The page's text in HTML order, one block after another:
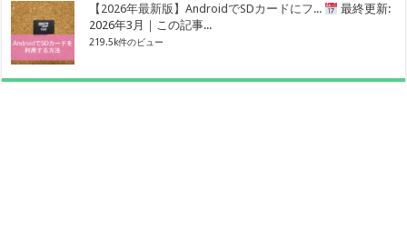
【2026年最新版】AndroidでSDカードにフ...
最終更新:
2026年3月｜この記事...
219.5k件のビュー